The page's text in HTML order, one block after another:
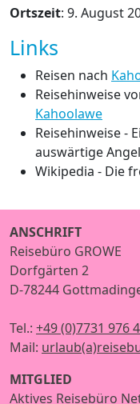
Ortszeit: 9. August
Links
Reisen nach
Reisehinweise
Kahoolawe
Reisehinweise -
auswärtige
Wikipedia - Die
ANSCHRIFT
Reisebüro GROWE
Dorfgärten 2
D-78244
Tel.: +49 (0)7731 976
Mail:
MITGLIED
Aktives Reisebüro